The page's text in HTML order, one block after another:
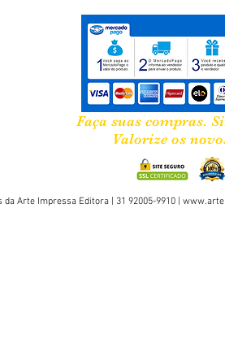
Faça suas compras.
Valorize os
da Arte Impressa Editora | 31 92005-9910 |